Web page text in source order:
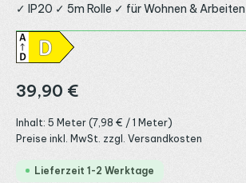
✓ IP20 ✓ 5m Rolle ✓ für Wohnen & Arbeiten
Regulärer Preis:
39,90 €
Inhalt: 5 Meter (7,98 € / 1 Meter)
Preise inkl. MwSt. zzgl. Versandkosten
Lieferzeit 1-2 Werktage